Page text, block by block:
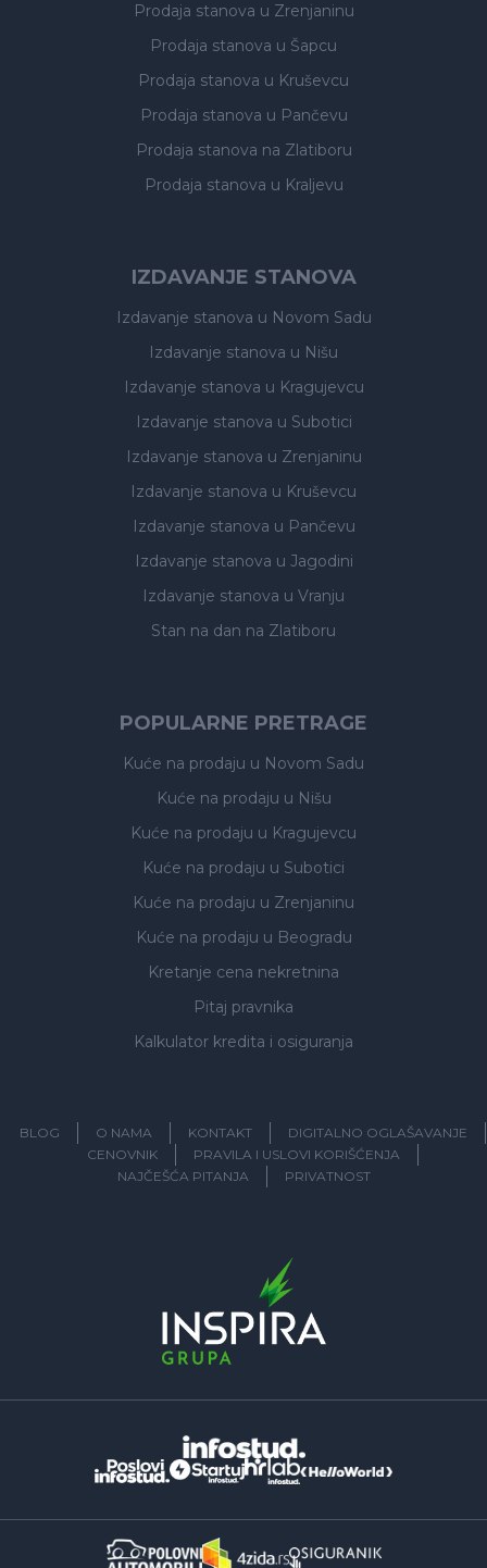
Prodaja stanova u Zrenjaninu
Prodaja stanova u Šapcu
Prodaja stanova u Kruševcu
Prodaja stanova u Pančevu
Prodaja stanova na Zlatiboru
Prodaja stanova u Kraljevu
IZDAVANJE STANOVA
Izdavanje stanova u Novom Sadu
Izdavanje stanova u Nišu
Izdavanje stanova u Kragujevcu
Izdavanje stanova u Subotici
Izdavanje stanova u Zrenjaninu
Izdavanje stanova u Kruševcu
Izdavanje stanova u Pančevu
Izdavanje stanova u Jagodini
Izdavanje stanova u Vranju
Stan na dan na Zlatiboru
POPULARNE PRETRAGE
Kuće na prodaju u Novom Sadu
Kuće na prodaju u Nišu
Kuće na prodaju u Kragujevcu
Kuće na prodaju u Subotici
Kuće na prodaju u Zrenjaninu
Kuće na prodaju u Beogradu
Kretanje cena nekretnina
Pitaj pravnika
Kalkulator kredita i osiguranja
BLOG O NAMA KONTAKT
DIGITALNO OGLAŠAVANJE
CENOVNIK
PRAVILA I USLOVI KORIŠĆENJA
NAJČEŠĆA PITANJA
PRIVATNOST